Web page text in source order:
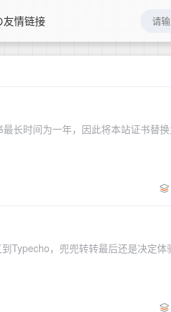
友情链接
长时间为一年，因此将本站证书替
Typecho，兜兜转转最后还是决定体